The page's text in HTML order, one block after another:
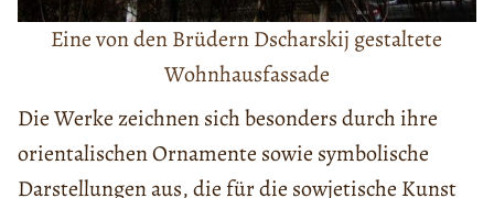
Eine von den Brüdern Dscharskij gestaltete
Wohnhausfassade
Die Werke zeichnen sich besonders durch ihre
orientalischen Ornamente sowie symbolische
Darstellungen aus, die für die sowjetische Kunst